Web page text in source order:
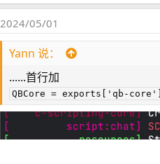
2024/05/01
Yann 说：
......首行加
QBCore = exports['qb-